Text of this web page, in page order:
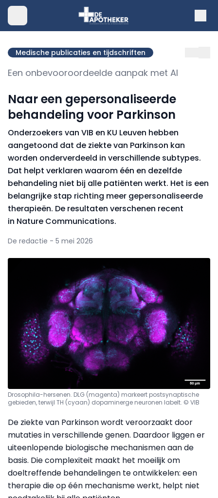
Medische publicaties en tijdschriften
Een onbevooroordeelde aanpak met AI
Naar een gepersonaliseerde
behandeling voor Parkinson
Onderzoekers van VIB en KU Leuven hebben
aangetoond dat de ziekte van Parkinson kan
worden onderverdeeld in verschillende subtypes.
Dat helpt verklaren waarom één en dezelfde
behandeling niet bij alle patiënten werkt. Het is een
belangrijke stap richting meer gepersonaliseerde
therapieën. De resultaten verschenen recent
in Nature Communications.
De redactie - 5 mei 2026
Drosophila-hersenen. DLG (magenta) markeert postsynaptische
gebieden, terwijl TH (cyaan) dopaminerge neuronen labelt. © VIB
De ziekte van Parkinson wordt veroorzaakt door
mutaties in verschillende genen. Daardoor liggen er
uiteenlopende biologische mechanismen aan de
basis. Die complexiteit maakt het moeilijk om
doeltreffende behandelingen te ontwikkelen: een
therapie die op één mechanisme werkt, helpt niet